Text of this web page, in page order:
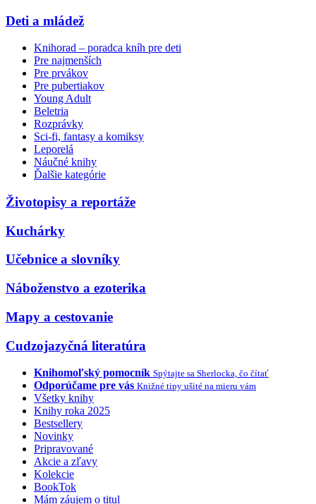
Deti a mládež
Knihorad – poradca kníh pre deti
Pre najmenších
Pre prvákov
Pre pubertiakov
Young Adult
Beletria
Rozprávky
Sci-fi, fantasy a komiksy
Leporelá
Náučné knihy
Ďalšie kategórie
Životopisy a reportáže
Kuchárky
Učebnice a slovníky
Náboženstvo a ezoterika
Mapy a cestovanie
Cudzojazyčná literatúra
Knihomoľský pomocník Spýtajte sa Sherlocka, čo čítať
Odporúčame pre vás Knižné tipy ušité na mieru vám
Všetky knihy
Knihy roka 2025
Bestsellery
Novinky
Pripravované
Akcie a zľavy
Kolekcie
BookTok
Mám záujem o titul